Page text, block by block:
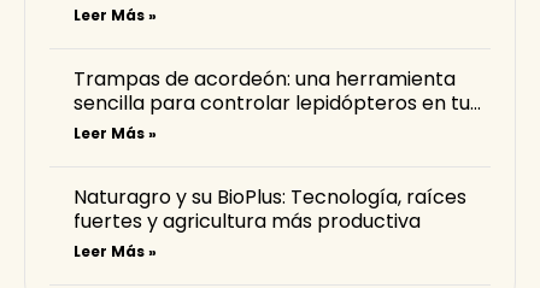
Leer Más »
Trampas de acordeón: una herramienta
sencilla para controlar lepidópteros en tu
cultivo
Leer Más »
Naturagro y su BioPlus: Tecnología, raíces
fuertes y agricultura más productiva
Leer Más »